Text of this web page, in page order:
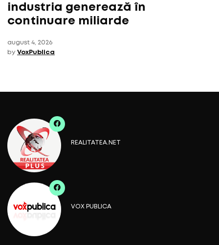
industria generează în
continuare miliarde
august 4, 2026
by VoxPublica
REALITATEA.NET
VOX PUBLICA